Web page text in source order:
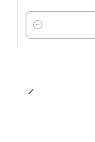
Quantidade